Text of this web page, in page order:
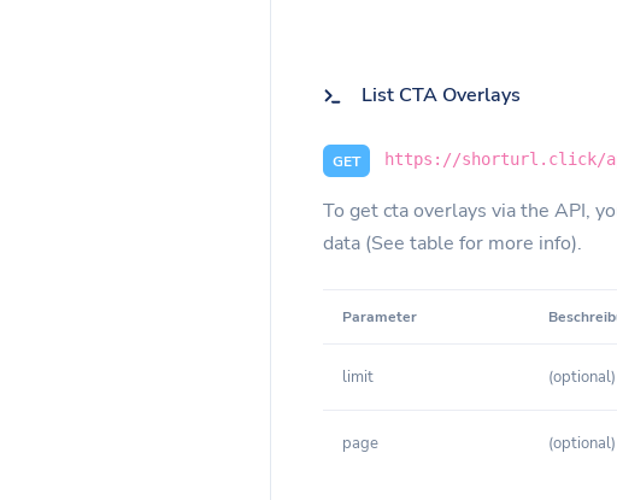
List CTA Overlays
GET https://shorturl.click/
To get cta overlays via the API,
data (See table for more info).
Parameter
limit
page